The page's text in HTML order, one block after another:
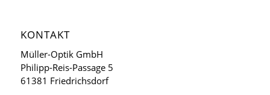
KONTAKT
Müller-Optik GmbH
Philipp-Reis-Passage 5
61381 Friedrichsdorf